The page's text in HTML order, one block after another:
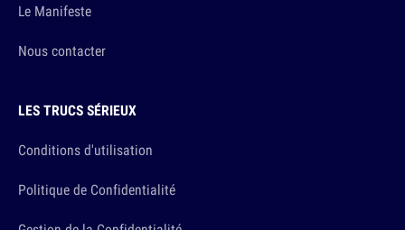
Le Manifeste
Nous contacter
LES TRUCS SÉRIEUX
Conditions d'utilisation
Politique de Confidentialité